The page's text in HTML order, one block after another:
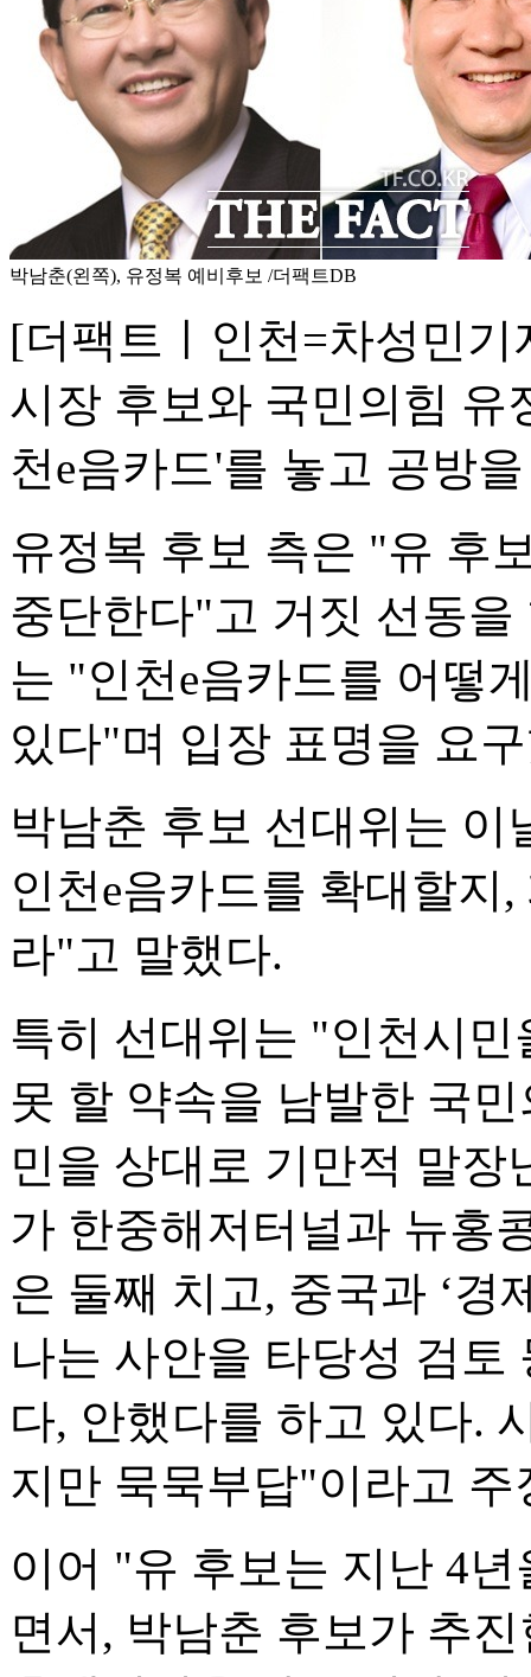
박남춘(왼쪽), 유정복 예비후보 /더팩트DB
[더팩트ㅣ인천=차성민
시장 후보와 국민의힘 유
천e음카드'를 놓고 공방
유정복 후보 측은 "유 후
중단한다"고 거짓 선동
는 "인천e음카드를 어떻
있다"며 입장 표명을 요
박남춘 후보 선대위는
인천e음카드를 확대할지
라"고 말했다.
특히 선대위는 "인천시
못 할 약속을 남발한 국
민을 상대로 기만적 말
가 한중해저터널과 뉴홍
은 둘째 치고, 중국과 ‘경
나는 사안을 타당성 검토
다, 안했다를 하고 있다.
지만 묵묵부답"이라고 주
이어 "유 후보는 지난 4
면서, 박남춘 후보가 추